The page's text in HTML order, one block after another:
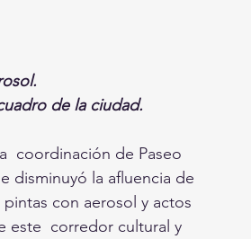
de la ciudad.
coordinación de Paseo
disminuyó la afluencia de
con aerosol y actos
este  corredor cultural y